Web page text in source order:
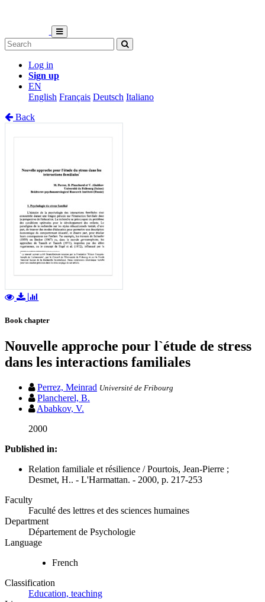
Log in
Sign up
EN
English Français Deutsch Italiano
Back
Book chapter
Nouvelle approche pour l`étude de stress
dans les interactions familiales
Perrez, Meinrad Université de Fribourg
Plancherel, B.
Ababkov, V.
2000
Published in:
Relation familiale et résilience / Pourtois, Jean-Pierre ;
Desmet, H.. - L'Harmattan. - 2000, p. 217-253
Faculty
Faculté des lettres et des sciences humaines
Department
Département de Psychologie
Language
French
Classification
Education, teaching